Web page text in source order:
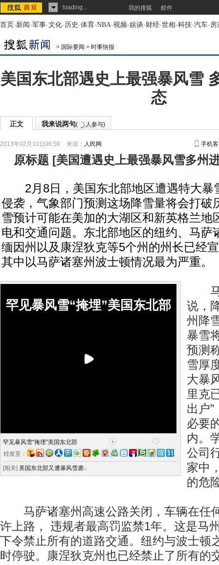
loading... 我的搜狐 邮件
首页-新闻-军事-文化-历史-体育-NBA-视频-娱谈-财经-世相-科技-汽车-房
> 国际要闻 > 时事快报
美国东北部遇史上最强暴风雪
态
正文 我来说两句( 人参与)
2013年02月10日06:59 来源： 人民网 手机
原标题 [美国遭遇史上最强暴风雪多州
2月8日，美国东北部地区遭遇特大暴
侵袭，气象部门预测这场降雪量将会打破
雪预计可能在美加的大湖区和新英格兰地
电和交通问题。东北部地区的纽约、马萨
缅因州以及康涅狄克等5个州的州长已经
其中以马萨诸塞州波士顿情况最为严重。
罕见暴风雪“掩埋”美国东北部
罕见暴风雪“掩埋”美国东北部
转发至：
[相关] 美国东北部又遭暴风雪袭..
马
说，
州降
暴雪
预测
雪厚
大暴
里克
出户
必要
内。
公司
家中
的危
马萨诸塞州高速公路关闭，车辆在任
许上路， 违规者最高罚监禁1年。这是马
下令禁止所有的道路交通。纽约与波士顿
时停驶。康涅狄克州也已经禁止了所有的